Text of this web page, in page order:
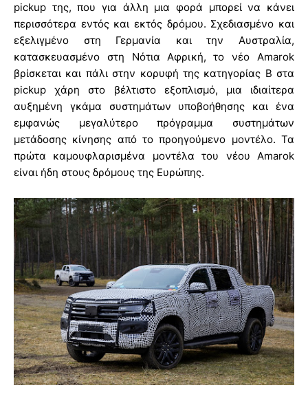
pickup της, που για άλλη μια φορά μπορεί να κάνει
περισσότερα εντός και εκτός δρόμου. Σχεδιασμένο και
εξελιγμένο στη Γερμανία και την Αυστραλία,
κατασκευασμένο στη Νότια Αφρική, το νέο Amarok
βρίσκεται και πάλι στην κορυφή της κατηγορίας Β στα
pickup χάρη στο βέλτιστο εξοπλισμό, μια ιδιαίτερα
αυξημένη γκάμα συστημάτων υποβοήθησης και ένα
εμφανώς μεγαλύτερο πρόγραμμα συστημάτων
μετάδοσης κίνησης από το προηγούμενο μοντέλο. Τα
πρώτα καμουφλαρισμένα μοντέλα του νέου Amarok
είναι ήδη στους δρόμους της Ευρώπης.